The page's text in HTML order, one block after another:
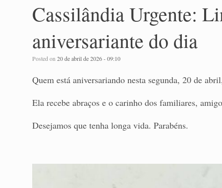
Cassilândia Urgente:
aniversariante do dia
Posted on20 de abril de 2026 - 09:10
Quem está aniversariando nesta segunda, 20 de
Ela recebe abraços e o carinho dos familiares,
Desejamos que tenha longa vida. Parabéns.